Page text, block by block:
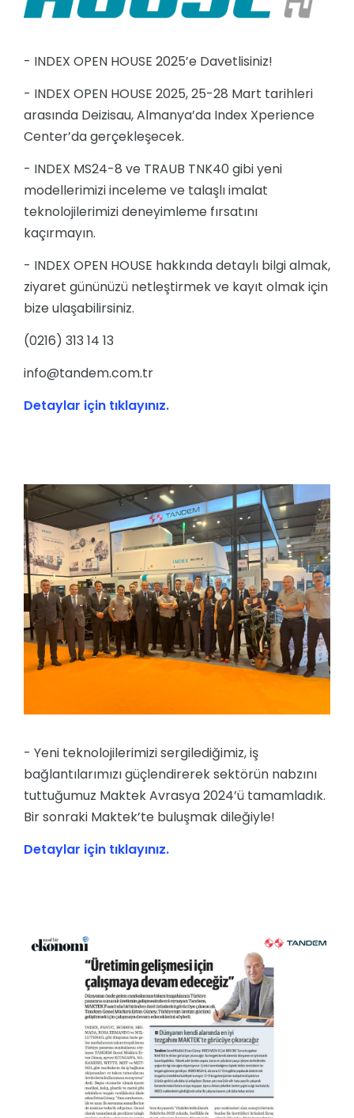
- INDEX OPEN HOUSE 2025’e Davetlisiniz!
- INDEX OPEN HOUSE 2025, 25-28 Mart tarihleri
arasında Deizisau, Almanya’da Index Xperience
Center’da gerçekleşecek.
- INDEX MS24-8 ve TRAUB TNK40 gibi yeni
modellerimizi inceleme ve talaşlı imalat
teknolojilerimizi deneyimleme fırsatını
kaçırmayın.
- INDEX OPEN HOUSE hakkında detaylı bilgi almak,
ziyaret gününüzü netleştirmek ve kayıt olmak için
bize ulaşabilirsiniz.
(0216) 313 14 13
info@tandem.com.tr
Detaylar için tıklayınız.
- Yeni teknolojilerimizi sergilediğimiz, iş
bağlantılarımızı güçlendirerek sektörün nabzını
tuttuğumuz Maktek Avrasya 2024’ü tamamladık.
Bir sonraki Maktek’te buluşmak dileğiyle!
Detaylar için tıklayınız.